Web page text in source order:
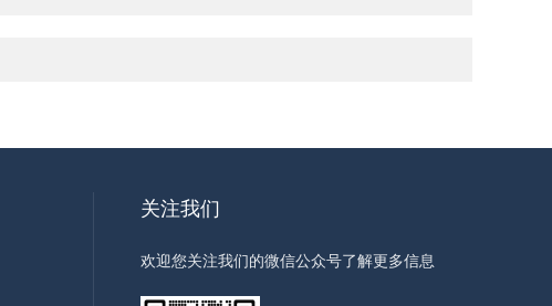
关注我们
欢迎您关注我们的微信公众号了解更多信息